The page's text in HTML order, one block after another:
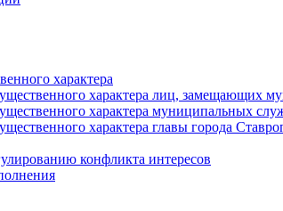
характера
характера лиц,
характера муниципальных
характера главы города
конфликта интересов